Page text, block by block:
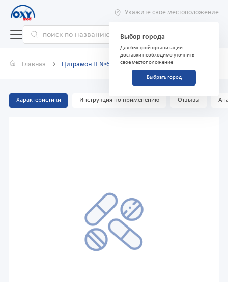
Укажите свое местоположение
Выбор города
Для быстрой организации
доставки необходимо уточнить
свое местоположение
Выбрать город
Главная Цитрамон П №6
Характеристики Инструкция по применению Отзывы